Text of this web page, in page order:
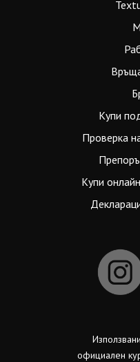
Купи
Проверка
Купи
официален